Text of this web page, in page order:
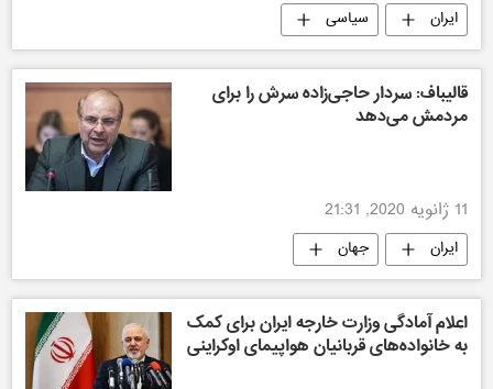
ایران سیاسی
قالیباف: سردار حاجی‌زاده سرش را برای
مردمش می‌دهد
11 ژانویه 2020, 21:31
ایران جهان
اعلام آمادگی وزارت خارجه ایران برای کمک
به خانواده‌های قربانیان هواپیمای اوکراینی